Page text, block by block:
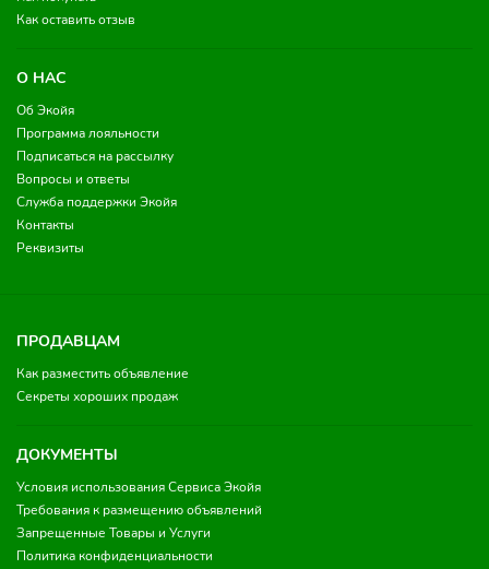
Как оставить отзыв
О НАС
Об Экойя
Программа лояльности
Подписаться на рассылку
Вопросы и ответы
Служба поддержки Экойя
Контакты
Реквизиты
ПРОДАВЦАМ
Как разместить объявление
Секреты хороших продаж
ДОКУМЕНТЫ
Условия использования Сервиса Экойя
Требования к размещению объявлений
Запрещенные Товары и Услуги
Политика конфиденциальности